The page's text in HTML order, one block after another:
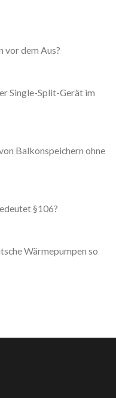
vor dem Aus?
Single-Split-Gerät im
Balkonspeichern ohne
§106?
Wärmepumpen so